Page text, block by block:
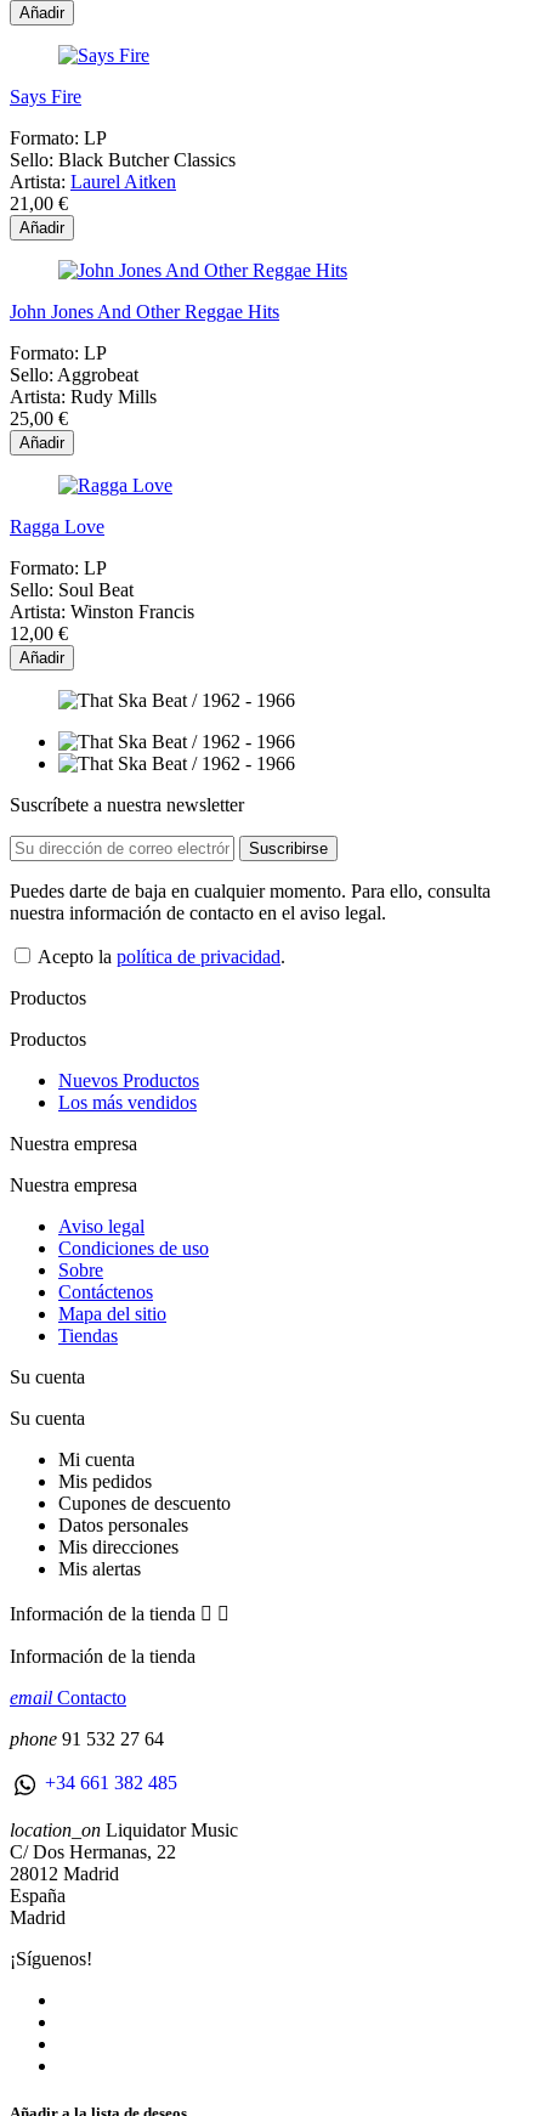
Añadir
Says Fire
Formato: LP
Sello: Black Butcher Classics
Artista: Laurel Aitken
21,00 €
Añadir
John Jones And Other Reggae Hits
Formato: LP
Sello: Aggrobeat
Artista: Rudy Mills
25,00 €
Añadir
Ragga Love
Formato: LP
Sello: Soul Beat
Artista: Winston Francis
12,00 €
Añadir
Suscríbete a nuestra newsletter
Puedes darte de baja en cualquier momento. Para ello, consulta
nuestra información de contacto en el aviso legal.
Acepto la política de privacidad.
Productos
Productos
Nuevos Productos
Los más vendidos
Nuestra empresa
Nuestra empresa
Aviso legal
Condiciones de uso
Sobre
Contáctenos
Mapa del sitio
Tiendas
Su cuenta
Su cuenta
Mi cuenta
Mis pedidos
Cupones de descuento
Datos personales
Mis direcciones
Mis alertas
Información de la tienda  
Información de la tienda
email Contacto
phone 91 532 27 64
+34 661 382 485
location_on Liquidator Music
C/ Dos Hermanas, 22
28012 Madrid
España
Madrid
¡Síguenos!